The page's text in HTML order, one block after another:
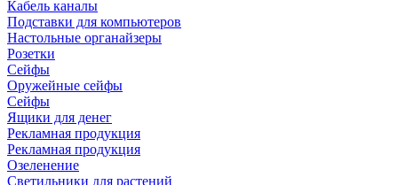
Кабель каналы
Подставки для компьютеров
Настольные органайзеры
Розетки
Сейфы
Оружейные сейфы
Сейфы
Ящики для денег
Рекламная продукция
Рекламная продукция
Озеленение
Светильники для растений